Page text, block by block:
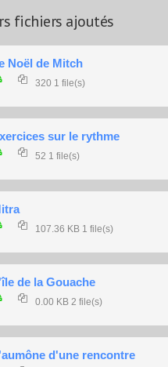
fichiers ajoutés
Noël de Mitch
320 1 file(s)
sur le rythme
52 1 file(s)
107.36 KB 1 file(s)
de la Gouache
0.00 KB 2 file(s)
d'une rencontre